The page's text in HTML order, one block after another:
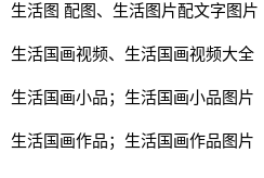
生活图 配图、生活图片配文字图片
生活国画视频、生活国画视频大全
生活国画小品；生活国画小品图片
生活国画作品；生活国画作品图片